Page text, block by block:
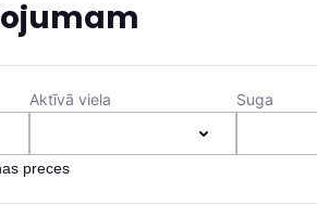
Aktīvā viela Suga
preces